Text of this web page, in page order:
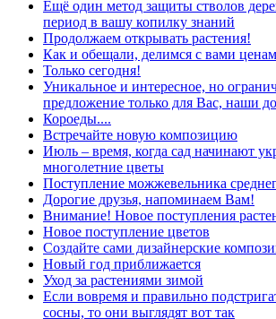
Ещё один метод защиты стволов
период в вашу копилку знаний
Продолжаем открывать растения!
Как и обещали, делимся с вами
Только сегодня!
Уникальное и интересное, но
предложение только для Вас, наши
Короеды....
Встречайте новую композицию
Июль – время, когда сад начинают
многолетние цветы
Поступление можжевельника
Дорогие друзья, напоминаем Вам!
Внимание! Новое поступления
Новое поступление цветов
Создайте сами дизайнерские
Новый год приближается
Уход за растениями зимой
Если вовремя и правильно
сосны, то они выглядят вот так